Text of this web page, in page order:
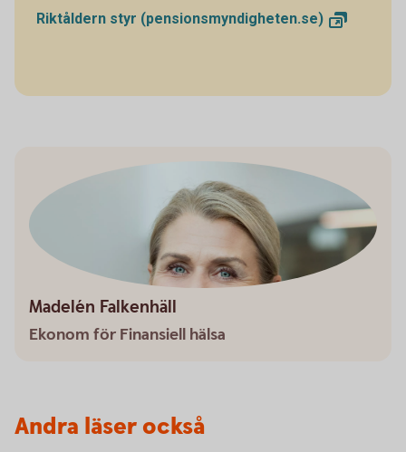
Riktåldern styr (pensionsmyndigheten.se)
Madelén Falkenhäll
Ekonom för Finansiell hälsa
Andra läser också